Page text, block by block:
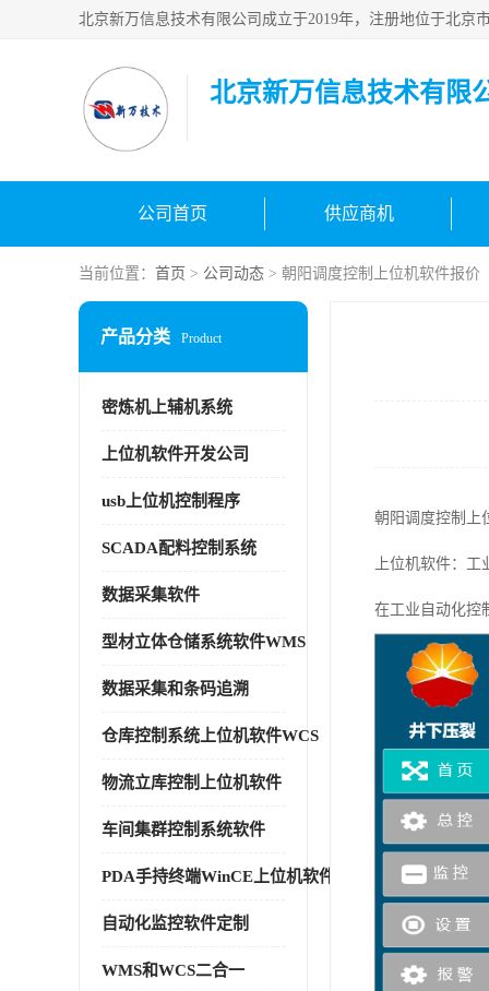
北京新万信息技术有限
公司首页 供应商机
当前位置： 首页 > 公司动态 > 朝阳调度控制上位机软件报价
产品分类 Product
密炼机上辅机系统
上位机软件开发公司
usb上位机控制程序
SCADA配料控制系统
数据采集软件
型材立体仓储系统软件WMS
数据采集和条码追溯
仓库控制系统上位机软件WCS
物流立库控制上位机软件
车间集群控制系统软件
PDA手持终端WinCE上位机软件
自动化监控软件定制
WMS和WCS二合一
朝阳调度控制
上位机软件：
在工业自动化控